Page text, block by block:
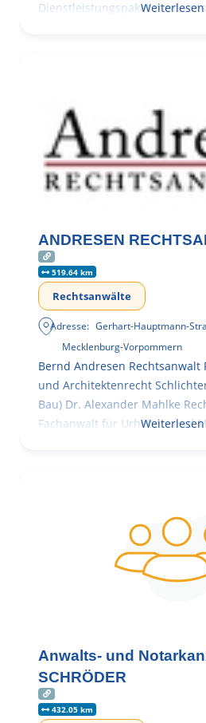
Dienstleistungspaket rund ums
ANDRESEN
519.64 km
Rechtsanwälte
Adresse: Gerhart-Hauptmann-
Mecklenburg-Vorpommern
Bernd Andresen Rechtsanwalt
und Architektenrecht
Bau) Dr. Alexander Mahlke
Fachanwalt für Urheber- und
Anwalts- und
SCHRÖDER
432.05 km